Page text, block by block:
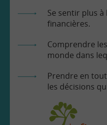
Se sentir plus à
financières.
Comprendre
monde dans
Prendre en
les décisions